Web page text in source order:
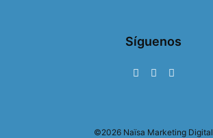
Síguenos
©2026 Naïsa Marketing Digital